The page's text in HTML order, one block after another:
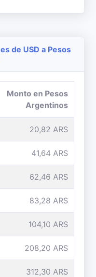
de USD a Pesos
Monto en Pesos
Argentinos
20,82 ARS
41,64 ARS
62,46 ARS
83,28 ARS
104,10 ARS
208,20 ARS
312,30 ARS